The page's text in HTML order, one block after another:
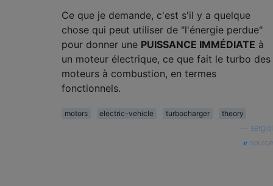
Ce que je demande, c'est s'il y a quelque
chose qui peut utiliser de "l'énergie perdue"
pour donner une PUISSANCE IMMÉDIATE à
un moteur électrique, ce que fait le turbo des
moteurs à combustion, en termes
fonctionnels.
motors electric-vehicle turbocharger
theory
sergiol
source